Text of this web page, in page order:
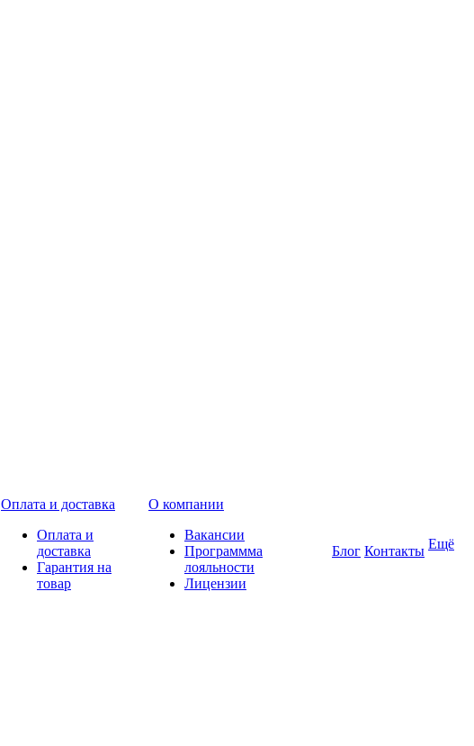
Оплата и доставка
Оплата и
доставка
Гарантия на
товар
О компании
Вакансии
Программма
лояльности
Лицензии
Блог Контакты Ещё